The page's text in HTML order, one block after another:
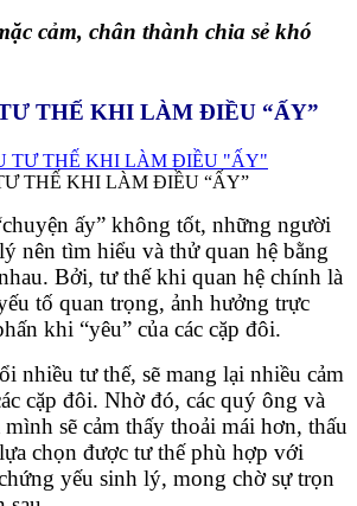
cảm, chân thành chia sẻ khó
THẾ KHI LÀM ĐIỀU “ẤY”
THẾ KHI LÀM ĐIỀU “ẤY”
ấy” không tốt, những người
nên tìm hiểu và thử quan hệ bằng
Bởi, tư thế khi quan hệ chính là
tố quan trọng, ảnh hưởng trực
khi “yêu” của các cặp đôi.
nhiều tư thế, sẽ mang lại nhiều cảm
cặp đôi. Nhờ đó, các quý ông và
sẽ cảm thấy thoải mái hơn, thấu
chọn được tư thế phù hợp với
yếu sinh lý, mong chờ sự trọn